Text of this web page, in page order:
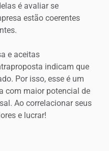
é avaliar se
estão coerentes
e aceitas
indicam que
Por isso, esse é um
com maior potencial de
Ao correlacionar seus
e lucrar!